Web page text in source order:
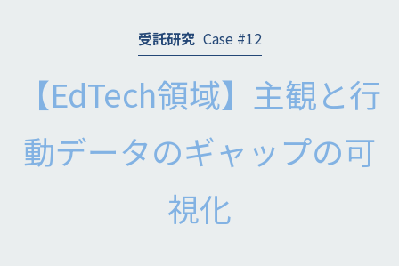
受託研究 Case #12
【EdTech領域】主観と行
動データのギャップの可
視化